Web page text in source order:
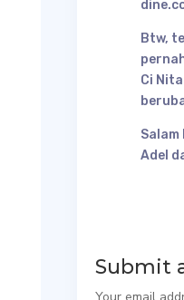
Btw,
Ci
Adel
Submit